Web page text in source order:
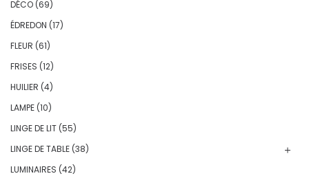
DÉCO (69)
ÉDREDON (17)
FLEUR (61)
FRISES (12)
HUILIER (4)
LAMPE (10)
LINGE DE LIT (55)
LINGE DE TABLE (38)
LUMINAIRES (42)